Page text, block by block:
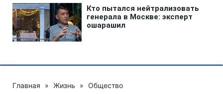
Главная » Жизнь » Общество